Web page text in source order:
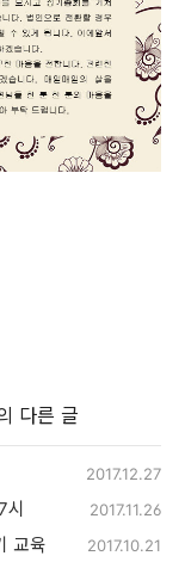
다른 글
2017.12.27
시 2017.11.26
교육 2017.10.21